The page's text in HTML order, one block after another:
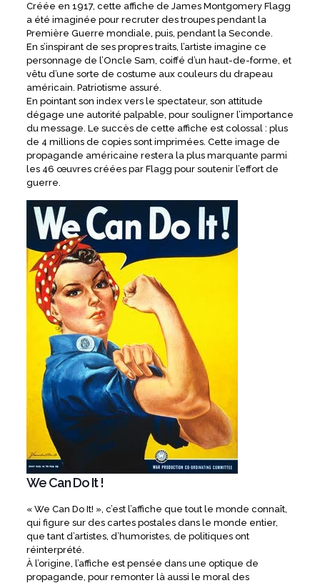
Créée en 1917, cette affiche de James Montgomery Flagg
a été imaginée pour recruter des troupes pendant la
Première Guerre mondiale, puis, pendant la Seconde.
En s’inspirant de ses propres traits, l’artiste imagine ce
personnage de l’Oncle Sam, coiffé d’un haut-de-forme, et
vêtu d’une sorte de costume aux couleurs du drapeau
américain. Patriotisme assuré.
En pointant son index vers le spectateur, son attitude
dégage une autorité palpable, pour souligner l’importance
du message. Le succès de cette affiche est colossal : plus
de 4 millions de copies sont imprimées. Cette image de
propagande américaine restera la plus marquante parmi
les 46 œuvres créées par Flagg pour soutenir l’effort de
guerre.
We Can Do It !
« We Can Do It! », c’est l’affiche que tout le monde connaît,
qui figure sur des cartes postales dans le monde entier,
que tant d’artistes, d’humoristes, de politiques ont
réinterprété.
À l’origine, l’affiche est pensée dans une optique de
propagande, pour remonter là aussi le moral des